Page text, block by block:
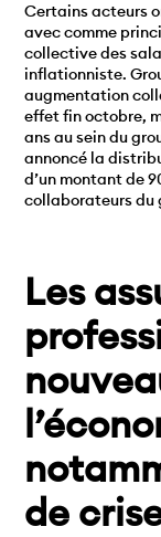
Certains acteurs
avec comme
collective des
inflationniste.
augmentation
effet fin octobre,
ans au sein du
annoncé la
d’un montant de
collaborateurs du
Les
de